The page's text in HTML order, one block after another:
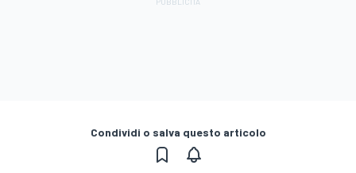
Condividi o salva questo articolo